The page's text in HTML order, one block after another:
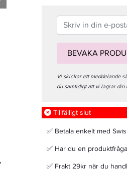
Thickening Treatment Spray 100 Ml
223,20 kr
BEVAKA
Vi skickar ett meddelande
du samtidigt att vi lagrar din
Tillfälligt slut
✅ Betala enkelt med
✅ Har du en
✅ Frakt 29kr när du